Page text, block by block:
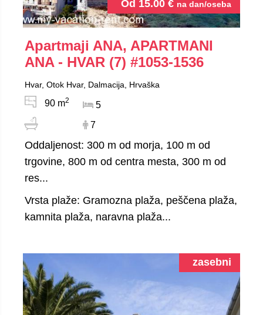
Od 15.00 € na dan/oseba
Apartmaji ANA, APARTMANI
ANA - HVAR (7) #1053-1536
Hvar, Otok Hvar, Dalmacija, Hrvaška
90 m2
5
7
Oddaljenost: 300 m od morja, 100 m od
trgovine, 800 m od centra mesta, 300 m od
res...
Vrsta plaže: Gramozna plaža, peščena plaža,
kamnita plaža, naravna plaža...
zasebni